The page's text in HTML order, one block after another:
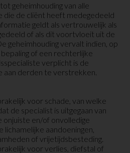
geheimhouding van alle
de cliënt heeft medegedeeld
geldt als vertrouwelijk als
of als dit voortvloeit uit de
geheimhouding vervalt indien, op
of een rechterlijke
verplicht is de
derden te verstrekken.
voor schade, van welke
de specialist is uitgegaan van
en/of onvolledige
aandoeningen,
of vrijetijdsbesteding.
voor verlies, diefstal of